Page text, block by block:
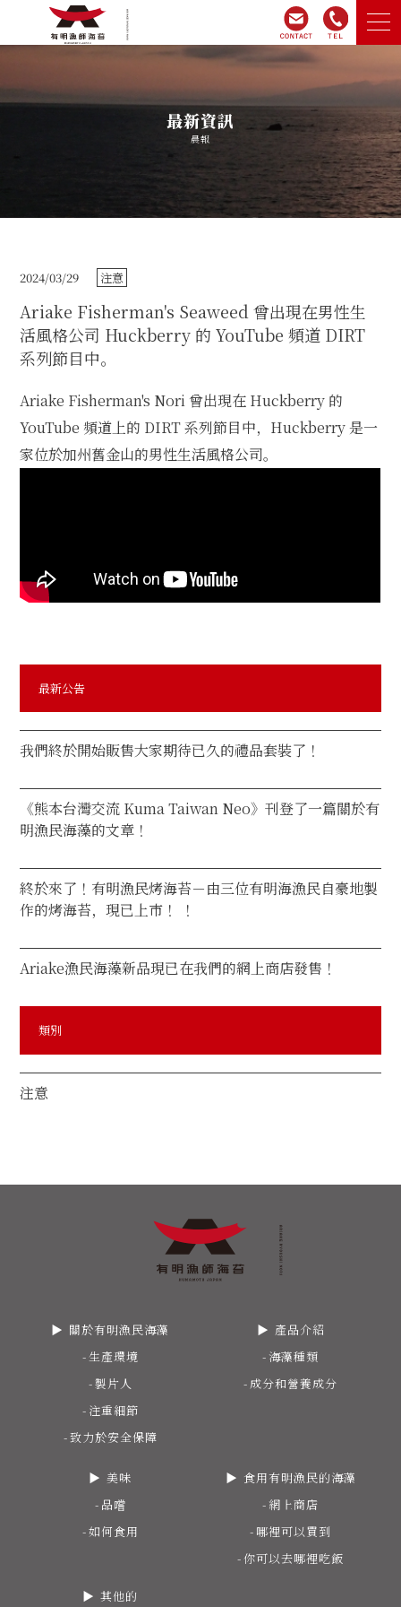
關於有明漁民海藻
產品介紹
日本
最新資訊
晨報
2024/03/29 注意
Ariake Fisherman's Seaweed 曾出現在男性生
活風格公司 Huckberry 的 YouTube 頻道 DIRT
系列節目中。
Ariake Fisherman's Nori 曾出現在 Huckberry 的
YouTube 頻道上的 DIRT 系列節目中，Huckberry 是一
家位於加州舊金山的男性生活風格公司。
最新公告
我們終於開始販售大家期待已久的禮品套裝了！
《熊本台灣交流 Kuma Taiwan Neo》刊登了一篇關於有
明漁民海藻的文章！
終於來了！有明漁民烤海苔－由三位有明海漁民自豪地製
作的烤海苔，現已上市！ ！
Ariake漁民海藻新品現已在我們的網上商店發售！
類別
注意
關於有明漁民海藻
生產環境
製片人
注重細節
致力於安全保障
產品介紹
海藻種類
成分和營養成分
美味
品嚐
如何食用
食用有明漁民的海藻
網上商店
哪裡可以買到
你可以去哪裡吃飯
其他的